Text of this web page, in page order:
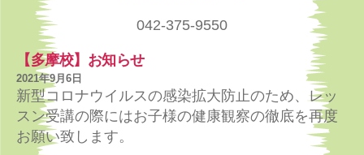
042-375-9550
【多摩校】お知らせ
2021年9月6日
新型コロナウイルスの感染拡大防止のため、レッ
スン受講の際にはお子様の健康観察の徹底を再度
お願い致します。